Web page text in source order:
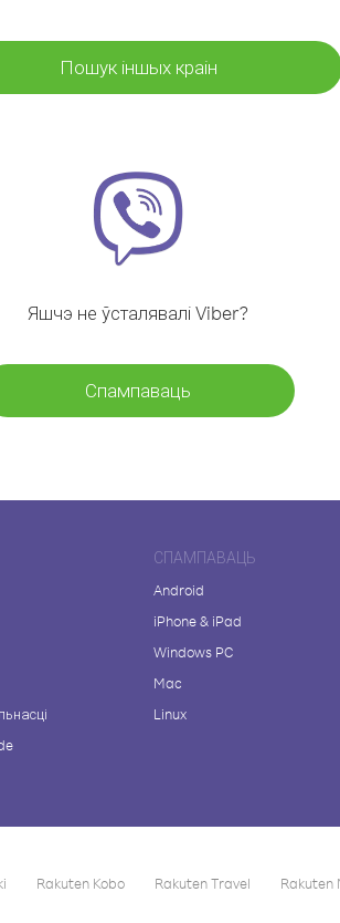
Пошук іншых краін
Яшчэ не ўсталявалі Viber?
Спампаваць
СПАМПАВАЦЬ
Android
iPhone & iPad
Windows PC
Mac
Linux
Rakuten Kobo Rakuten Travel Rakuten